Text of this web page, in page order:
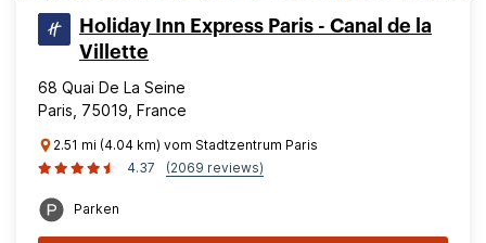
Holiday Inn Express Paris - Canal de la
Villette
68 Quai De La Seine
Paris, 75019, France
2.51 mi (4.04 km) vom Stadtzentrum Paris
4.37
(2069 reviews)
Parken